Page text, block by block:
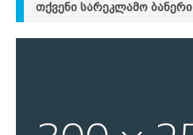
ᲗᲥᲕᲔᲜᲘ ᲡᲐᲠᲔᲙᲚᲐᲛᲝ ᲑᲐᲜᲔᲠᲘ